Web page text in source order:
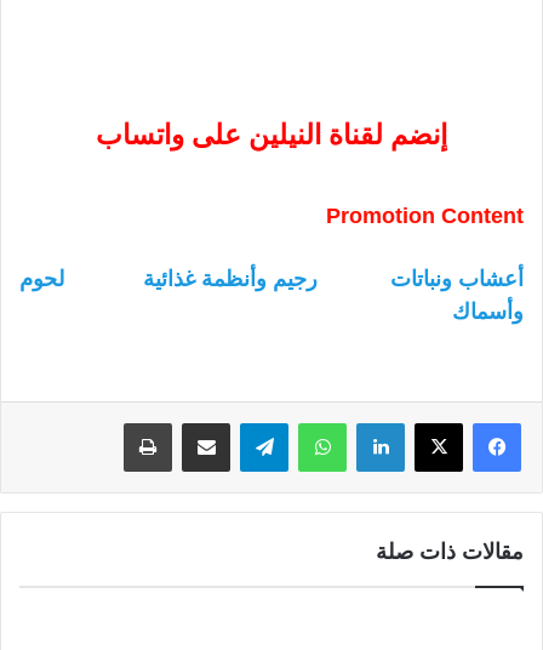
إنضم لقناة النيلين على واتساب
Promotion Content
أعشاب ونباتات رجيم وأنظمة غذائية
لحوم
وأسماك
لينكدإن واتساب
مقالات ذات صلة